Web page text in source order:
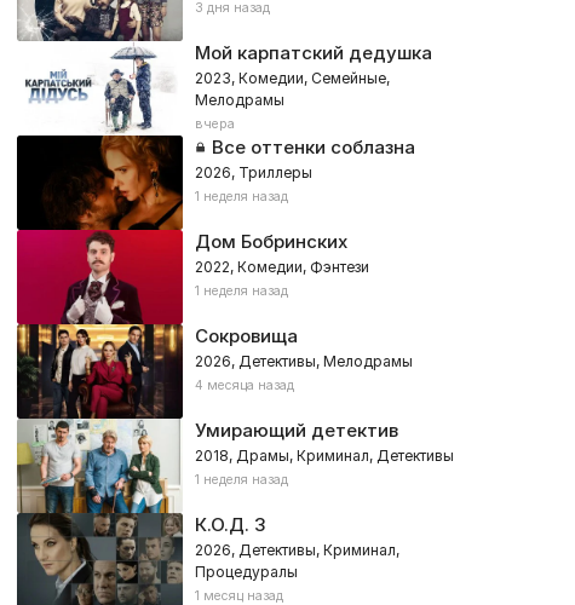
3 дня назад
Мой карпатский дедушка
2023, Комедии, Семейные,
Мелодрамы
вчера
Все оттенки соблазна
2026, Триллеры
1 неделя назад
Дом Бобринских
2022, Комедии, Фэнтези
1 неделя назад
Сокровища
2026, Детективы, Мелодрамы
4 месяца назад
Умирающий детектив
2018, Драмы, Криминал, Детективы
1 неделя назад
К.О.Д. 3
2026, Детективы, Криминал,
Процедуралы
1 месяц назад